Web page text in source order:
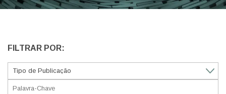
FILTRAR POR: